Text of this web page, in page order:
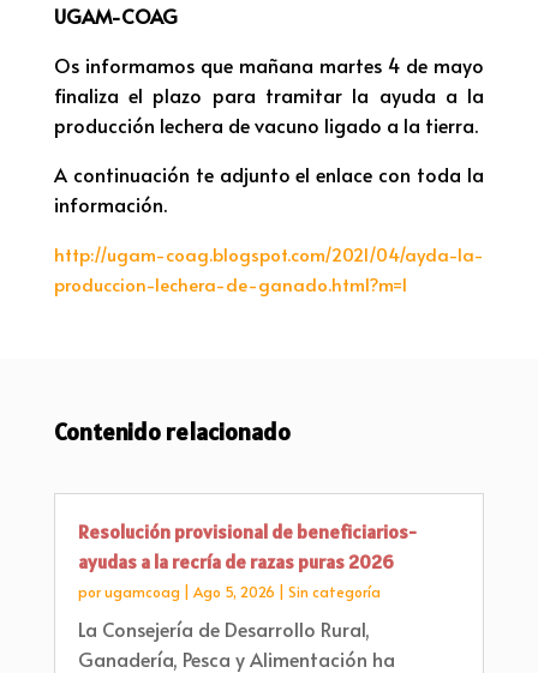
UGAM-COAG
Os informamos que mañana martes 4 de mayo
finaliza el plazo para tramitar la ayuda a la
producción lechera de vacuno ligado a la tierra.
A continuación te adjunto el enlace con toda la
información.
http://ugam-coag.blogspot.com/2021/04/ayda-la-
produccion-lechera-de-ganado.html?m=1
Contenido relacionado
Resolución provisional de beneficiarios-
ayudas a la recría de razas puras 2026
porugamcoag Ago 5, 2026 Sin categoría
La Consejería de Desarrollo Rural,
Ganadería, Pesca y Alimentación ha